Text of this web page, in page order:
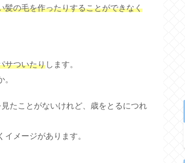
髪の毛を作ったりすることができなく
サついたりします。
たことがないけれど、歳をとるにつれ
メージがあります。